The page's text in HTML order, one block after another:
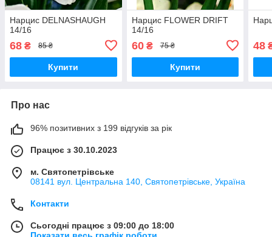
Нарцис DELNASHAUGH
14/16
68 ₴ 85 ₴
Купити
Нарцис FLOWER DRIFT
14/16
60₴ 75 ₴
Купити
48
Про нас
96% позитивних з 199 відгуків за рік
Працює з 30.10.2023
м. Святопетрівське
08141 вул. Центральна 140, Святопетрівське, Україна
Контакти
Сьогодні працює з 09:00 до 18:00